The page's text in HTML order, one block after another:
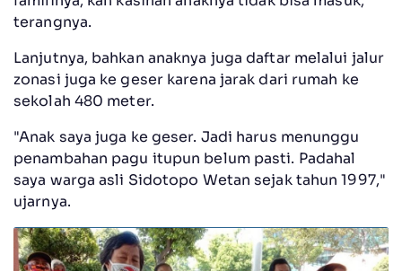
terangnya.
Lanjutnya, bahkan anaknya juga daftar melalui jalur
zonasi juga ke geser karena jarak dari rumah ke
sekolah 480 meter.
"Anak saya juga ke geser. Jadi harus menunggu
penambahan pagu itupun belum pasti. Padahal
saya warga asli Sidotopo Wetan sejak tahun 1997,"
ujarnya.